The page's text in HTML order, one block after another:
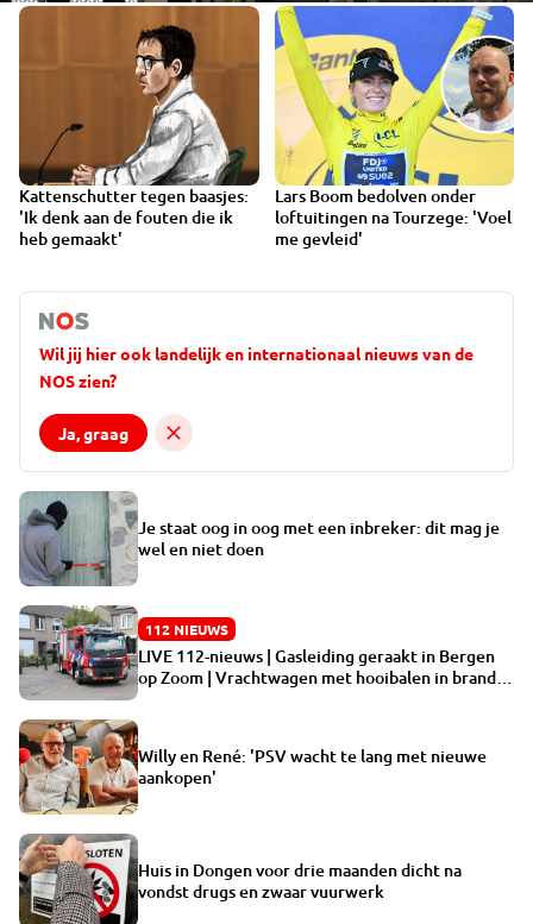
Kattenschutter tegen baasjes:
'Ik denk aan de fouten die ik
heb gemaakt'
Lars Boom bedolven onder
loftuitingen na Tourzege: 'Voel
me gevleid'
Wil jij hier ook landelijk en internationaal nieuws van de
NOS zien?
Ja, graag
Je staat oog in oog met een inbreker: dit mag je
wel en niet doen
112 NIEUWS
LIVE 112-nieuws | Gasleiding geraakt in Bergen
op Zoom | Vrachtwagen met hooibalen in brand in
Willy en René: 'PSV wacht te lang met nieuwe
aankopen'
Huis in Dongen voor drie maanden dicht na
vondst drugs en zwaar vuurwerk